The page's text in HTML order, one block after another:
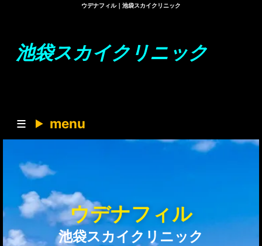
ウデナフィル｜池袋スカイクリニック
池袋スカイクリニック
menu
ウデナフィル
池袋スカイクリニック